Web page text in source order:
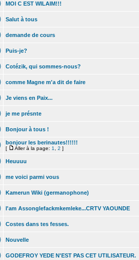
MOI C EST WILAIM!!!
Salut à tous
demande de cours
Puis-je?
Cotézik, qui sommes-nous?
comme Magne m'a dit de faire
Je viens en Paix...
je me présnte
Bonjour à tous !
bonjour les berinautes!!!!!!
[ Aller à la page: 1 2 ]
Heuuuu
me voici parmi vous
Kamerun Wiki (germanophone)
I'am Assonglefackmkemleke...CRTV YAOUNDE
Costes dans tes fesses.
Nouvelle
GODEFROY YEDE N'EST PAS CET UTILISATEUR.